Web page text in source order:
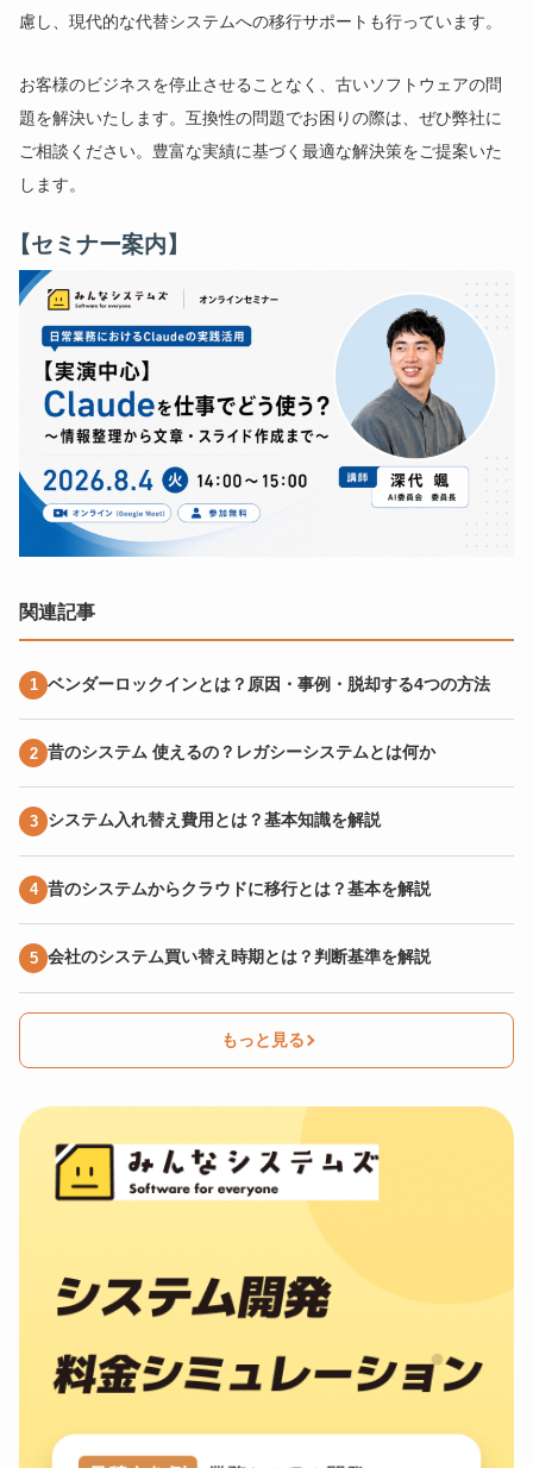
慮し、現代的な代替システムへの移行サポートも行っています。
お客様のビジネスを停止させることなく、古いソフトウェアの問
題を解決いたします。互換性の問題でお困りの際は、ぜひ弊社に
ご相談ください。豊富な実績に基づく最適な解決策をご提案いた
します。
【セミナー案内】
関連記事
ベンダーロックインとは？原因・事例・脱却する4つの方法
昔のシステム 使えるの？レガシーシステムとは何か
システム入れ替え費用とは？基本知識を解説
昔のシステムからクラウドに移行とは？基本を解説
会社のシステム買い替え時期とは？判断基準を解説
もっと見る